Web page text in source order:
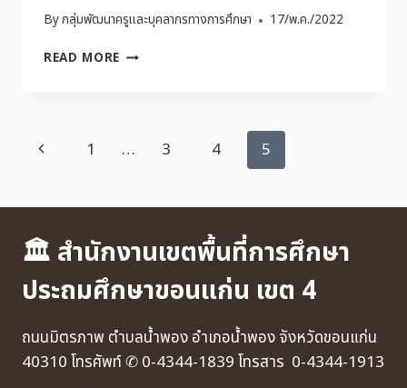
Byกลุ่มพัฒนาครูและบุคลากรทางการศึกษา 17/พ.ค./2022
READ MORE
1 … 3 4 5
🏛 สำนักงานเขตพื้นที่การศึกษา
ประถมศึกษาขอนแก่น เขต 4
ถนนมิตรภาพ ตำบลน้ำพอง อำเภอน้ำพอง จังหวัดขอนแก่น
40310 โทรศัพท์ ✆ 0-4344-1839 โทรสาร 0-4344-1913